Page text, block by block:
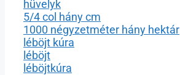
hüvelyk
5/4 col hány cm
1000 négyzetméter hány hektár
léböjt kúra
léböjt
léböjtkúra